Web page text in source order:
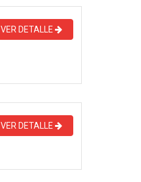
VER DETALLE
VER DETALLE